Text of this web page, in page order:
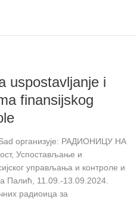
uspostavljanje i
finansijskog
организује: РАДИОНИЦУ НА
Успостављање и
управљања и контроле и
Палић, 11.09.-13.09.2024.
радиоица за